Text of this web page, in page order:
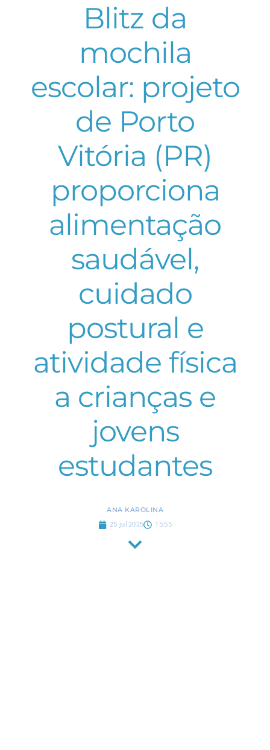
Blitz da
mochila
escolar: projeto
de Porto
Vitória (PR)
proporciona
alimentação
saudável,
cuidado
postural e
atividade física
a crianças e
jovens
estudantes
ANA KAROLINA
25 jul 2025 15:55